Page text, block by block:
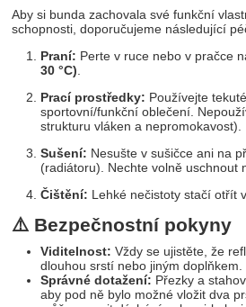
Aby si bunda zachovala své funkční
schopnosti, doporučujeme následující
Praní: Perte v ruce nebo v pračce
30 °C).
Prací prostředky: Používejte
sportovní/funkční oblečení.
strukturu vláken a nepromokavost).
Sušení: Nesušte v sušičce ani na
(radiátoru). Nechte volně uschnout
Čištění: Lehké nečistoty stačí otřít
⚠️ Bezpečnostní pokyny
Viditelnost: Vždy se ujistěte, že
dlouhou srstí nebo jiným doplňkem.
Správné dotažení: Přezky a
aby pod ně bylo možné vložit dva